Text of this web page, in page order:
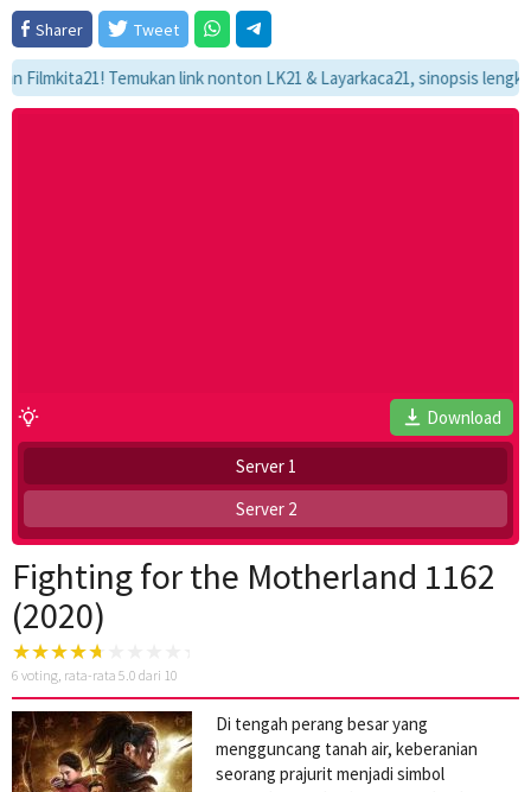
Sharer
Tweet
Temukan link nonton LK21 & Layarkaca21, sinopsis
Download
Server 1
Server 2
Fighting for the Motherland 1162
(2020)
6 voting, rata-rata 5.0 dari 10
Di tengah perang besar yang
mengguncang tanah air, keberanian
seorang prajurit menjadi simbol